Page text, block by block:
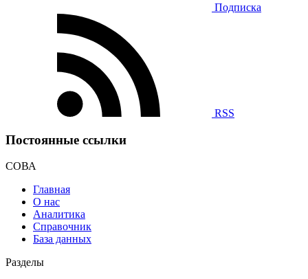
Подписка
RSS
Постоянные ссылки
СОВА
Главная
О нас
Аналитика
Справочник
База данных
Разделы